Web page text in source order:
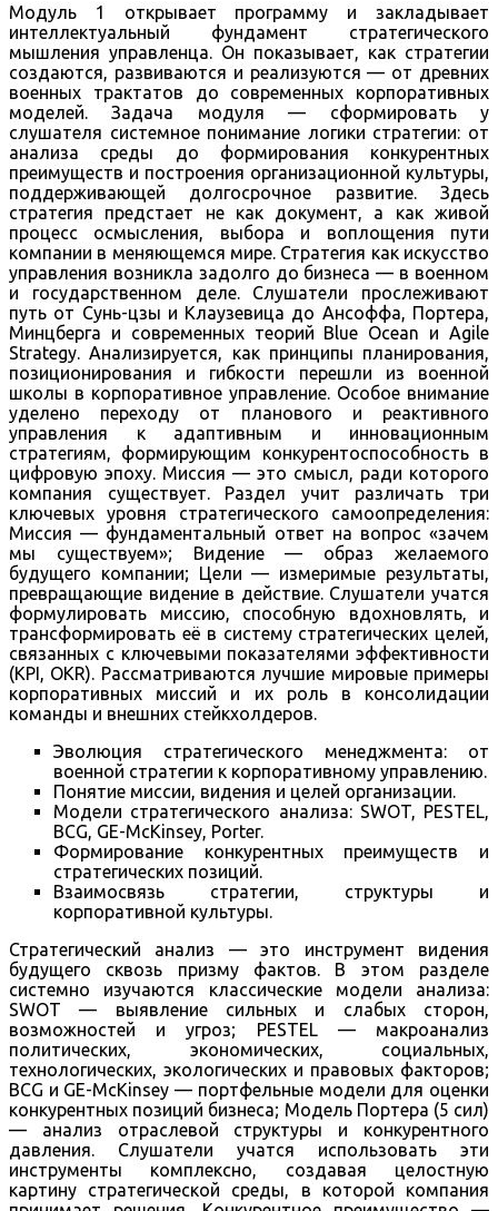
Модуль 1 открывает программу и закладывает
интеллектуальный фундамент стратегического
мышления управленца. Он показывает, как стратегии
создаются, развиваются и реализуются — от древних
военных трактатов до современных корпоративных
моделей. Задача модуля — сформировать у
слушателя системное понимание логики стратегии: от
анализа среды до формирования конкурентных
преимуществ и построения организационной культуры,
поддерживающей долгосрочное развитие. Здесь
стратегия предстает не как документ, а как живой
процесс осмысления, выбора и воплощения пути
компании в меняющемся мире. Стратегия как искусство
управления возникла задолго до бизнеса — в военном
и государственном деле. Слушатели прослеживают
путь от Сунь-цзы и Клаузевица до Ансоффа, Портера,
Минцберга и современных теорий Blue Ocean и Agile
Strategy. Анализируется, как принципы планирования,
позиционирования и гибкости перешли из военной
школы в корпоративное управление. Особое внимание
уделено переходу от планового и реактивного
управления к адаптивным и инновационным
стратегиям, формирующим конкурентоспособность в
цифровую эпоху. Миссия — это смысл, ради которого
компания существует. Раздел учит различать три
ключевых уровня стратегического самоопределения:
Миссия — фундаментальный ответ на вопрос «зачем
мы существуем»; Видение — образ желаемого
будущего компании; Цели — измеримые результаты,
превращающие видение в действие. Слушатели учатся
формулировать миссию, способную вдохновлять, и
трансформировать её в систему стратегических целей,
связанных с ключевыми показателями эффективности
(KPI, OKR). Рассматриваются лучшие мировые примеры
корпоративных миссий и их роль в консолидации
команды и внешних стейкхолдеров.
Эволюция стратегического менеджмента: от
военной стратегии к корпоративному управлению.
Понятие миссии, видения и целей организации.
Модели стратегического анализа: SWOT, PESTEL,
BCG, GE-McKinsey, Porter.
Формирование конкурентных преимуществ и
стратегических позиций.
Взаимосвязь стратегии, структуры и
корпоративной культуры.
Стратегический анализ — это инструмент видения
будущего сквозь призму фактов. В этом разделе
системно изучаются классические модели анализа:
SWOT — выявление сильных и слабых сторон,
возможностей и угроз; PESTEL — макроанализ
политических, экономических, социальных,
технологических, экологических и правовых факторов;
BCG и GE-McKinsey — портфельные модели для оценки
конкурентных позиций бизнеса; Модель Портера (5 сил)
— анализ отраслевой структуры и конкурентного
давления. Слушатели учатся использовать эти
инструменты комплексно, создавая целостную
картину стратегической среды, в которой компания